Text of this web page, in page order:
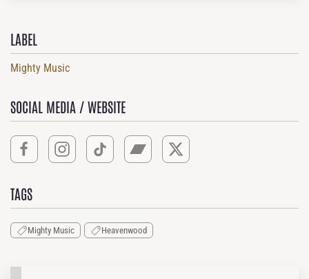
LABEL
Mighty Music
SOCIAL MEDIA / WEBSITE
TAGS
Mighty Music Heavenwood